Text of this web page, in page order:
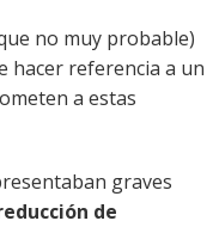
no muy probable)
hacer referencia a un
a estas
graves
de